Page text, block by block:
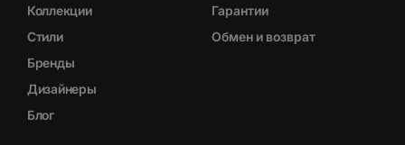
Коллекции
Стили
Бренды
Дизайнеры
Блог
Гарантии
Обмен и возврат